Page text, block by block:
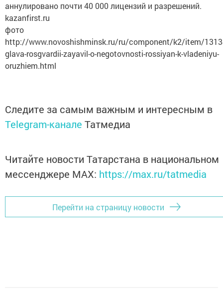
аннулировано почти 40 000 лицензий и разрешений.
kazanfirst.ru
фото
http://www.novoshishminsk.ru/ru/component/k2/item/
glava-rosgvardii-zayavil-o-negotovnosti-rossiyan-k-vladeniyu-
oruzhiem.html
Следите за самым важным и интересным в
Telegram-канале Татмедиа
Читайте новости Татарстана в национальном
мессенджере MАХ: https://max.ru/tatmedia
Перейти на страницу новости